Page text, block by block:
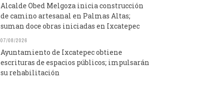
Alcalde Obed Melgoza inicia construcción
de camino artesanal en Palmas Altas;
suman doce obras iniciadas en Ixcatepec
07/08/2026
Ayuntamiento de Ixcatepec obtiene
escrituras de espacios públicos; impulsarán
su rehabilitación